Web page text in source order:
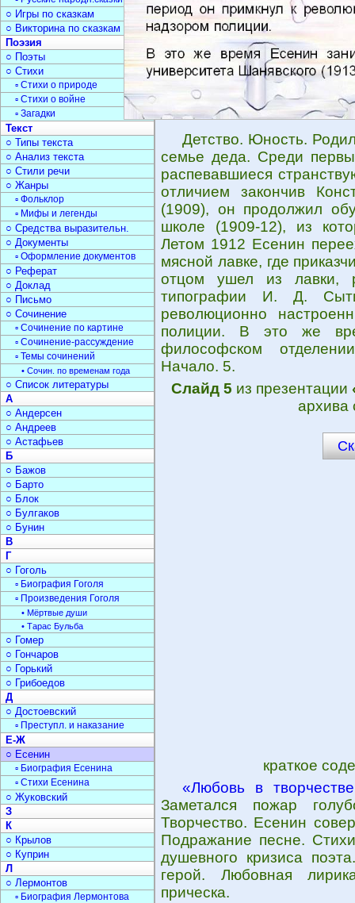
Детство. Юность.
семье деда. Среди
распевавшиеся
отличием закончив
(1909), он продолжил
школе (1909-12), из
Летом 1912 Есенин
мясной лавке, где
отцом ушел из лавки,
типографии И. Д.
революционно
полиции. В это же
философском
Начало. 5.
Слайд 5 из презентации
архива
краткое
«Любовь в
Заметался пожар
Творчество. Есенин
Подражание песне.
душевного кризиса
герой. Любовная
прическа.
○ Игры по сказкам
○ Викторина по сказкам
Поэзия
○ Поэты
○ Стихи
▫ Стихи о природе
▫ Стихи о войне
▫ Загадки
Текст
○ Типы текста
○ Анализ текста
○ Стили речи
○ Жанры
▫ Фольклор
▫ Мифы и легенды
○ Средства выразительн.
○ Документы
▫ Оформление документов
○ Реферат
○ Доклад
○ Письмо
○ Сочинение
▫ Сочинение по картине
▫ Сочинение-рассуждение
▫ Темы сочинений
• Сочин. по временам года
○ Список литературы
А
○ Андерсен
○ Андреев
○ Астафьев
Б
○ Бажов
○ Барто
○ Блок
○ Булгаков
○ Бунин
В
Г
○ Гоголь
▫ Биография Гоголя
▫ Произведения Гоголя
• Мёртвые души
• Тарас Бульба
○ Гомер
○ Гончаров
○ Горький
○ Грибоедов
Д
○ Достоевский
▫ Преступл. и наказание
Е-Ж
○ Есенин
▫ Биография Есенина
▫ Стихи Есенина
○ Жуковский
З
К
○ Крылов
○ Куприн
Л
○ Лермонтов
▫ Биография Лермонтова